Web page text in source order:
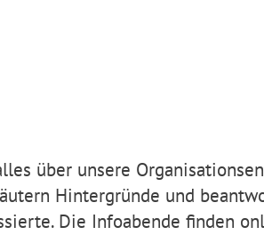
über unsere
Hintergründe und
Die Infoabende finden